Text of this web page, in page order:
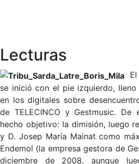
Lecturas
se inició con el pie izquierdo,
en los digitales sobre
de TELECINCO y Gestmusic. De
hecho objetivo: la dimisión, luego
y D. Josep María Mainat como
Endemol (la empresa gestora de
diciembre de 2008, aunque